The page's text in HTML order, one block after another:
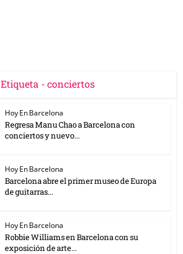
Etiqueta - conciertos
Hoy En Barcelona
Regresa Manu Chao a Barcelona con
conciertos y nuevo...
Hoy En Barcelona
Barcelona abre el primer museo de Europa
de guitarras...
Hoy En Barcelona
Robbie Williams en Barcelona con su
exposición de arte...